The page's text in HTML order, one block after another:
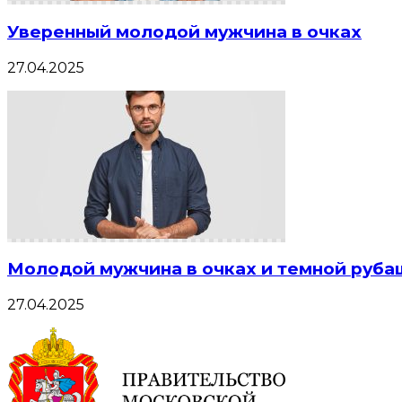
Уверенный молодой мужчина в очках
27.04.2025
Молодой мужчина в очках и темной
27.04.2025